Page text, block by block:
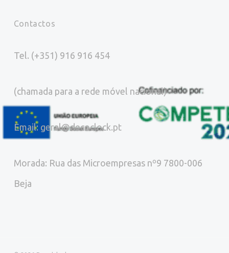
Contactos
Tel. (+351) 916 916 454
(chamada para a rede móvel nacional)
Email: geral@decoclock.pt
Morada: Rua das Microempresas nº9 7800-006
Beja